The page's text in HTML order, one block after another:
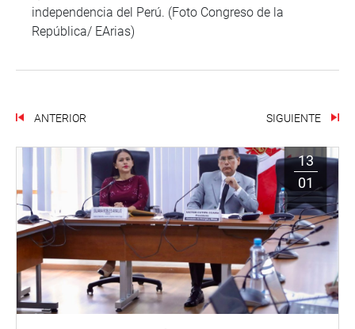
independencia del Perú. (Foto Congreso de la
República/ EArias)
ANTERIOR SIGUIENTE
13
01